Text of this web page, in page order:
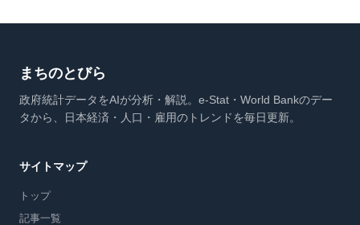
まちのとびら
政府統計データをAIが分析・解説。e-Stat・World Bankのデー
タから、日本経済・人口・雇用のトレンドを毎日更新。
サイトマップ
トップ
記事一覧